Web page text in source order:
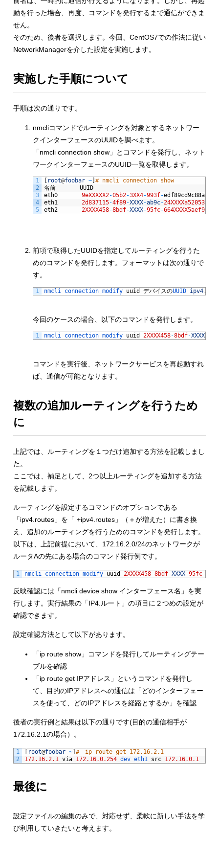
動を行った場合、再度、コマンドを発行するまで通信ができま
せん。
そのため、後者を選択します。今回、CentOS7での作法に従い
NetworkManagerを介した設定を実施します。
実施した手順について
手順は次の通りです。
nmcliコマンドでルーティングを対象とするネットワー
クインターフェースのUUIDを調べます。
「nmcli connection show」とコマンドを発行し、ネット
ワークインターフェースのUUID一覧を取得します。
1
2
3
4
5
[ root@foobar ~] # nmcli connection show
名前
UUID
eth0
9eXXXXX2-05b2-3XX4-993f-edf89cd9c88a
eth1
2d837115-4f89-XXXX-ab9c-24XXXXa520531
eth2
2XXXX458-8bdf-XXXX-95fc-664XXXX5aef9
前項で取得したUUIDを指定してルーティングを行うた
めのコマンドを発行します。フォーマットは次の通りで
す。
1 nmcli connection modify uuid デバイスのUUID ipv4.
今回のケースの場合、以下のコマンドを発行します。
1 nmcli connection modify uuid 2XXXX458-8bdf-XXXX-
コマンドを実行後、ネットワークサービスを再起動すれ
ば、通信が可能となります。
複数の追加ルーティングを行うため
に
上記では、ルーティングを１つだけ追加する方法を記載しまし
た。
ここでは、補足として、2つ以上ルーティングを追加する方法
を記載します。
ルーティングを設定するコマンドのオプションである
「ipv4.routes」を「 +ipv4.routes」（＋が増えた）に書き換
え、追加のルーティングを行うためのコマンドを発行します。
以下は、上記前提において、172.16.2.0/24のネットワークが
ルータAの先にある場合のコマンド発行例です。
1 nmcli connection modify uuid 2XXXX458-8bdf-XXXX-95fc-
反映確認には「nmclidevice show インターフェース名」を実
行します。実行結果の「IP4.ルート」の項目に２つめの設定が
確認できます。
設定確認方法として以下があります。
「ip route show」コマンドを発行してルーティングテー
ブルを確認
「ip route get IPアドレス」というコマンドを発行し
て、目的のIPアドレスへの通信は「どのインターフェー
スを使って、どのIPアドレスを経路とするか」を確認
後者の実行例と結果は以下の通りです(目的の通信相手が
172.16.2.1の場合）。
1
2
[ root@foobar ~] #　ip route get 172.16.2.1
172.16.2.1
via 172.16.0.254 dev eth1 src 172.16.0.1
最後に
設定ファイルの編集のみで、対応せず、柔軟に新しい手法を学
び利用していきたいと考えます。